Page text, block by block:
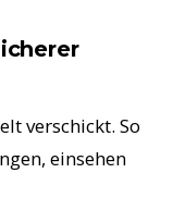
verschickt. So
einsehen